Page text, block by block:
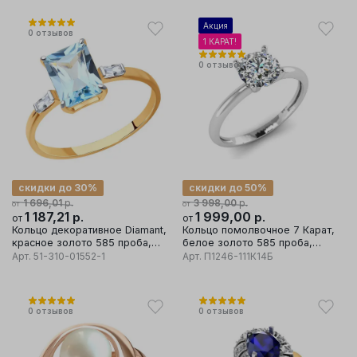
0 отзывов
от 1 696,01р.
скидки до 30%
от 1 187,21 р.
Кольцо декоративное Diamant,
красное золото 585 проба,
вставка фианит/топаз
Арт. 51-310-01552-1
Акция
1 КАРАТ!
0 отзывов
от 3 998,00р.
скидки до 50%
от 1 999,00 р.
Кольцо помолвочное 7 Карат,
белое золото 585 проба,
вставка бриллиант
Арт. П1246-111К14Б
0 отзывов 0 отзывов